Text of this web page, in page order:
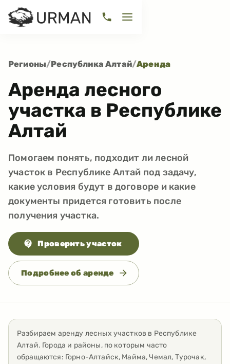
Регионы/Республика Алтай/Аренда
Аренда лесного
участка в Республике
Алтай
Помогаем понять, подходит ли лесной
участок в Республике Алтай под задачу,
какие условия будут в договоре и какие
документы придется готовить после
получения участка.
Проверить участок
Подробнее об аренде
Разбираем аренду лесных участков в Республике
Алтай. Города и районы, по которым часто
обращаются: Горно-Алтайск, Майма, Чемал, Турочак,